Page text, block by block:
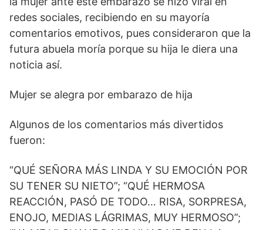
redes sociales, recibiendo en su mayoría
comentarios emotivos, pues consideraron que la
futura abuela moría porque su hija le diera una
noticia así.
Mujer se alegra por embarazo de hija
Algunos de los comentarios más divertidos
fueron:
“QUÉ SEÑORA MÁS LINDA Y SU EMOCIÓN POR
SU TENER SU NIETO”; “QUÉ HERMOSA
REACCIÓN, PASÓ DE TODO… RISA, SORPRESA,
ENOJO, MEDIAS LÁGRIMAS, MUY HERMOSO”;